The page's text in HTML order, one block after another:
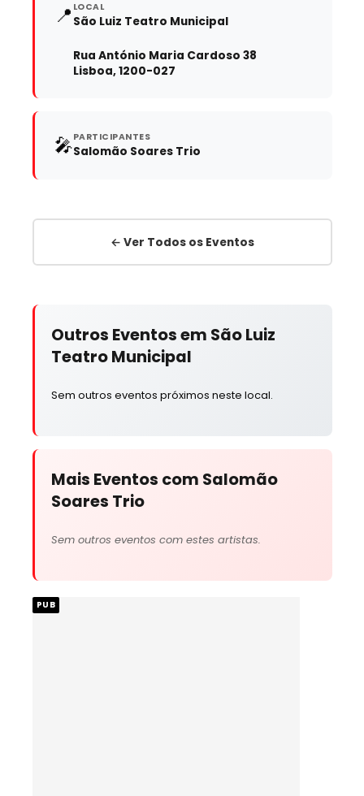
📍 LOCAL
São Luiz Teatro Municipal
Rua António Maria Cardoso 38
Lisboa, 1200-027
🎤PARTICIPANTES
Salomão Soares Trio
← Ver Todos os Eventos
Outros Eventos em São Luiz
Teatro Municipal
Sem outros eventos próximos neste local.
Mais Eventos com Salomão
Soares Trio
Sem outros eventos com estes artistas.
PUB